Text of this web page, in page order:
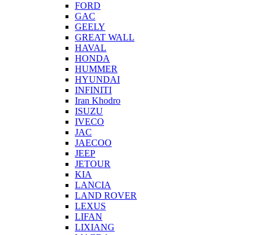
FORD
GAC
GEELY
GREAT WALL
HAVAL
HONDA
HUMMER
HYUNDAI
INFINITI
Iran Khodro
ISUZU
IVECO
JAC
JAECOO
JEEP
JETOUR
KIA
LANCIA
LAND ROVER
LEXUS
LIFAN
LIXIANG